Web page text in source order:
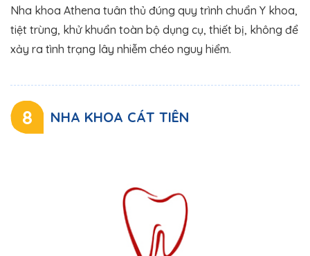
Nha khoa Athena tuân thủ đúng quy trình chuẩn Y khoa,
tiệt trùng, khử khuẩn toàn bộ dụng cụ, thiết bị, không để
xảy ra tình trạng lây nhiễm chéo nguy hiểm.
8 NHA KHOA CÁT TIÊN